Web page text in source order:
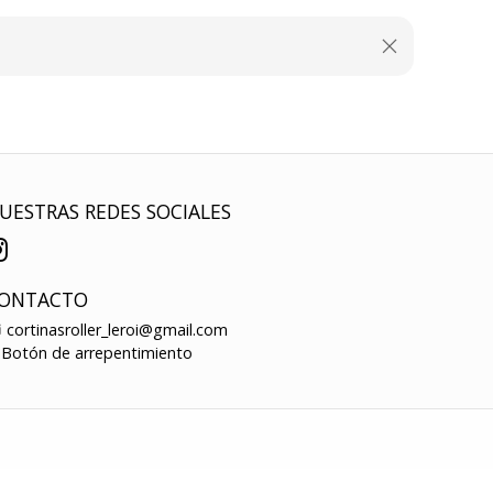
REDES SOCIALES
cortinasroller_leroi@gmail.com
de arrepentimiento